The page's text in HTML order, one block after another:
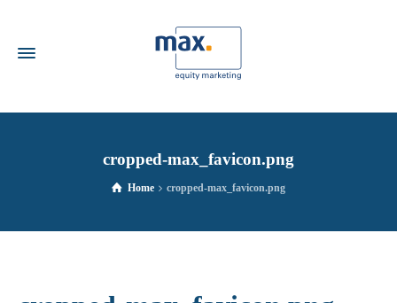
cropped-max_favicon.png
Home cropped-max_favicon.png